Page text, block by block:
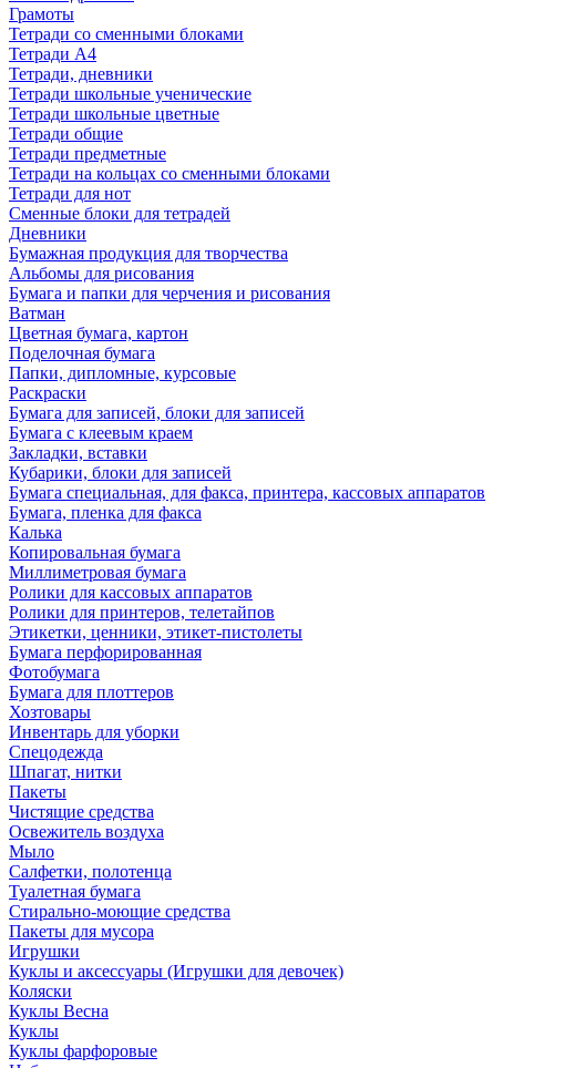
Грамоты
Тетради со сменными блоками
Тетради А4
Тетради, дневники
Тетради школьные ученические
Тетради школьные цветные
Тетради общие
Тетради предметные
Тетради на кольцах со сменными блоками
Тетради для нот
Сменные блоки для тетрадей
Дневники
Бумажная продукция для творчества
Альбомы для рисования
Бумага и папки для черчения и рисования
Ватман
Цветная бумага, картон
Поделочная бумага
Папки, дипломные, курсовые
Раскраски
Бумага для записей, блоки для записей
Бумага с клеевым краем
Закладки, вставки
Кубарики, блоки для записей
Бумага специальная, для факса, принтера, кассовых аппаратов
Бумага, пленка для факса
Калька
Копировальная бумага
Миллиметровая бумага
Ролики для кассовых аппаратов
Ролики для принтеров, телетайпов
Этикетки, ценники, этикет-пистолеты
Бумага перфорированная
Фотобумага
Бумага для плоттеров
Хозтовары
Инвентарь для уборки
Спецодежда
Шпагат, нитки
Пакеты
Чистящие средства
Освежитель воздуха
Мыло
Салфетки, полотенца
Туалетная бумага
Стирально-моющие средства
Пакеты для мусора
Игрушки
Куклы и аксессуары (Игрушки для девочек)
Коляски
Куклы Весна
Куклы
Куклы фарфоровые